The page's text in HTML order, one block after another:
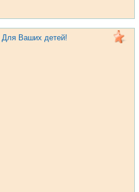
Для Ваших детей!